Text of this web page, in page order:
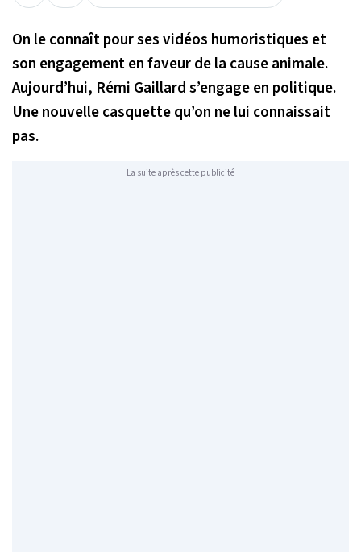
On le connaît pour ses vidéos humoristiques et
son engagement en faveur de la cause animale.
Aujourd’hui, Rémi Gaillard s’engage en politique.
Une nouvelle casquette qu’on ne lui connaissait
pas.
La suite après cette publicité